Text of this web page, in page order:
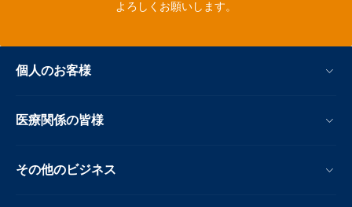
よろしくお願いします。
個人のお客様
医療関係の皆様
その他のビジネス